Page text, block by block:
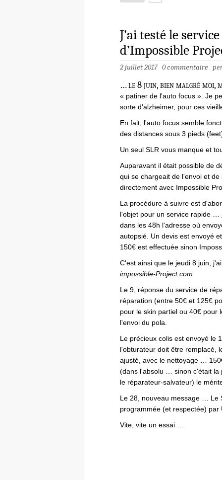
J’ai testé le
d’Impossible
2 juillet 2017 0 commentaire
… le 8 juin, bien malgré moi,
« patiner de l'auto focus ». Je
sorte d'alzheimer, pour ces
En fait, l'auto focus semble
des distances sous 3 pieds
Un seul SLR vous manque et
Auparavant il était possible de
qui se chargeait de l'envoi et
directement avec Impossible
La procédure à suivre est
l'objet pour un service rapide …
dans les 48h l'adresse où
autopsié. Un devis est envoyé
150€ est effectuée sinon
C'est ainsi que le jeudi 8 juin,
impossible-Project.com.
Le 9, réponse du service de
réparation (entre 50€ et 125€
pour le skin partiel ou 40€ pour
l'envoi du pola.
Le précieux colis est envoyé le
l'obturateur doit être remplacé,
ajusté, avec le nettoyage …
(dans l'absolu … sinon c'était
le réparateur-salvateur) le
Le 28, nouveau message … Le
programmée (et respectée) par
Vite, vite un essai …